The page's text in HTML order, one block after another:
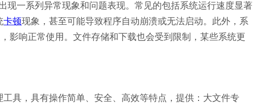
现一系列异常现象和问题表现。常见的包括系统运行速度显著
卡顿现象，甚至可能导致程序自动崩溃或无法启动。此外，系
影响正常使用。文件存储和下载也会受到限制，某些系统更
具，具有操作简单、安全、高效等特点，提供：大文件专